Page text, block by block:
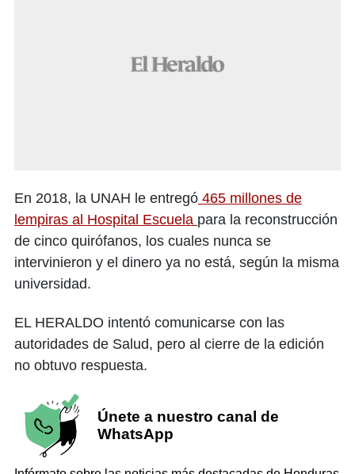
En 2018, la UNAH le entregó 465 millones de
lempiras al Hospital Escuela para la reconstrucción
de cinco quirófanos, los cuales nunca se
intervinieron y el dinero ya no está, según la misma
universidad.
EL HERALDO intentó comunicarse con las
autoridades de Salud, pero al cierre de la edición
no obtuvo respuesta.
Únete a nuestro canal de
WhatsApp